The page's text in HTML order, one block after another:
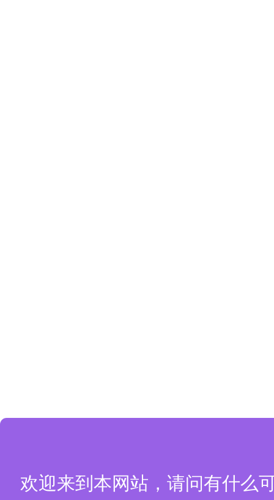
欢迎来到本网站，请问有什么